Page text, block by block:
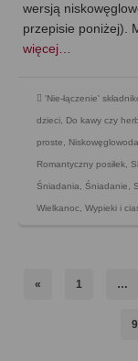
wersją
przepisie poniżej).
więcej…
'Nie-łączenie'
dzieci Do kawy czy
proste
Romantyczny posiłek
Śniadania Śniadanie
Wielkanoc Wypieki i
« 1 …
9